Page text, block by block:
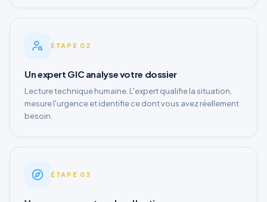
ÉTAPE 02
Un expert GIC analyse votre dossier
Lecture technique humaine. L'expert qualifie la situation,
mesure l'urgence et identifie ce dont vous avez réellement
besoin.
ÉTAPE 03